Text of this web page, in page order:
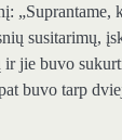
„Suprantame,
susitarimų,
ir jie buvo
buvo tarp